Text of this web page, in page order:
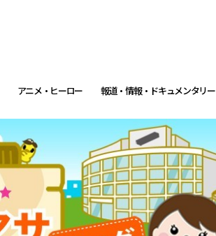
アニメ・ヒーロー 報道・情報・ドキュメンタリー